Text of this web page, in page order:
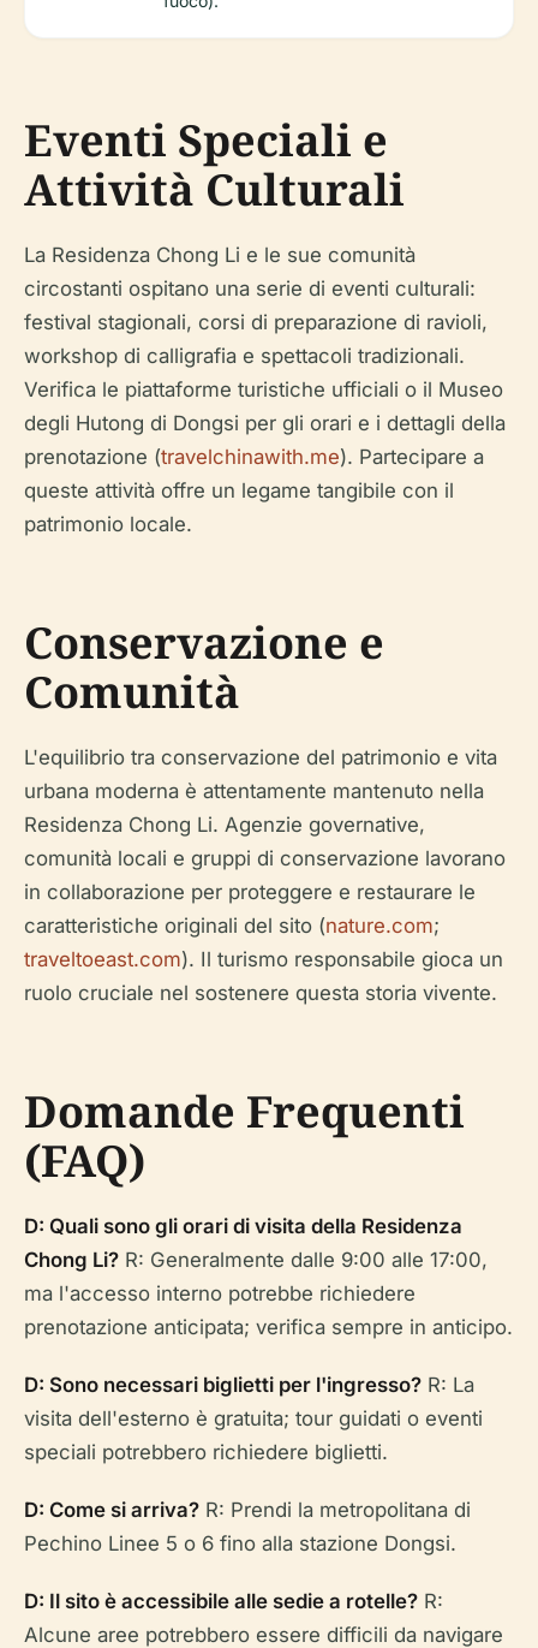
Eventi Speciali e
Attività Culturali
La Residenza Chong Li e le sue comunità
circostanti ospitano una serie di eventi culturali:
festival stagionali, corsi di preparazione di ravioli,
workshop di calligrafia e spettacoli tradizionali.
Verifica le piattaforme turistiche ufficiali o il Museo
degli Hutong di Dongsi per gli orari e i dettagli della
prenotazione (travelchinawith.me). Partecipare a
queste attività offre un legame tangibile con il
patrimonio locale.
Conservazione e
Comunità
L'equilibrio tra conservazione del patrimonio e vita
urbana moderna è attentamente mantenuto nella
Residenza Chong Li. Agenzie governative,
comunità locali e gruppi di conservazione lavorano
in collaborazione per proteggere e restaurare le
caratteristiche originali del sito (nature.com;
traveltoeast.com). Il turismo responsabile gioca un
ruolo cruciale nel sostenere questa storia vivente.
Domande Frequenti
(FAQ)
D: Quali sono gli orari di visita della Residenza
Chong Li? R: Generalmente dalle 9:00 alle 17:00,
ma l'accesso interno potrebbe richiedere
prenotazione anticipata; verifica sempre in anticipo.
D: Sono necessari biglietti per l'ingresso? R: La
visita dell'esterno è gratuita; tour guidati o eventi
speciali potrebbero richiedere biglietti.
D: Come si arriva? R: Prendi la metropolitana di
Pechino Linee 5 o 6 fino alla stazione Dongsi.
D: Il sito è accessibile alle sedie a rotelle? R:
Alcune aree potrebbero essere difficili da navigare